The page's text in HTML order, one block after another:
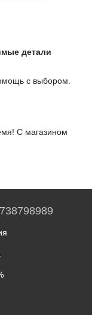
детали
с выбором.
С магазином